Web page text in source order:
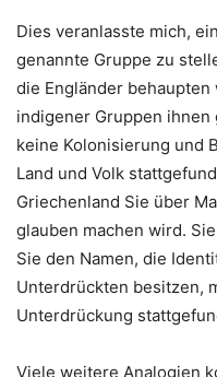
Dies veranlasste mich,
genannte Gruppe zu
die Engländer behaupten
indigener Gruppen ihnen
keine Kolonisierung und
Land und Volk
Griechenland Sie über
glauben machen wird.
Sie den Namen, die
Unterdrückten besitzen,
Unterdrückung
Viele weitere Analogien